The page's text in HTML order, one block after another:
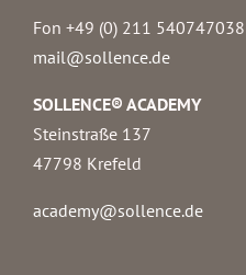
Fon +49 (0) 211 540747038‬
mail@sollence.de
SOLLENCE® ACADEMY
Steinstraße 137
47798 Krefeld
academy@sollence.de